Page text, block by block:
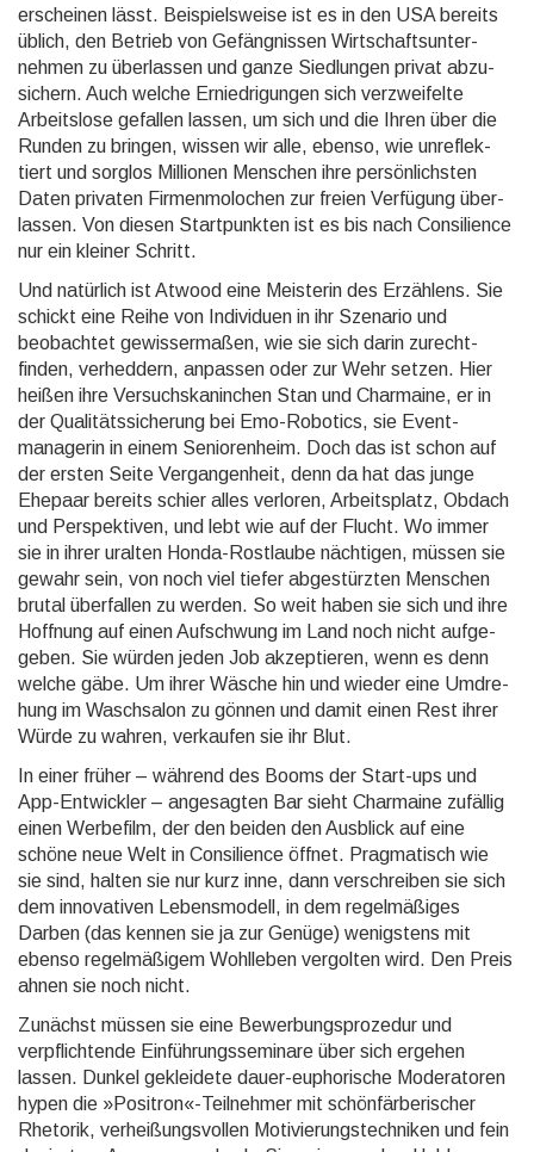
erschei­nen lässt. Beispiels­weise ist es in den USA bereits
üblich, den Betrieb von Gefäng­nissen Wirt­schafts­unter­
nehmen zu über­lassen und ganze Sied­lungen privat abzu­
sichern. Auch welche Erniedri­gungen sich verzwei­felte
Arbeits­lose gefallen lassen, um sich und die Ihren über die
Runden zu bringen, wissen wir alle, ebenso, wie un­reflek­
tiert und sorglos Millionen Menschen ihre persön­lichsten
Daten privaten Firmen­molochen zur freien Verfügung über­
lassen. Von diesen Start­punkten ist es bis nach Consilience
nur ein kleiner Schritt.
Und natürlich ist Atwood eine Meisterin des Erzählens. Sie
schickt eine Reihe von Indivi­duen in ihr Szenario und
beobachtet gewisser­maßen, wie sie sich darin zurecht­
finden, verheddern, anpassen oder zur Wehr setzen. Hier
heißen ihre Versuchs­kanin­chen Stan und Charmaine, er in
der Qualitäts­sicherung bei Emo-Robotics, sie Event­
managerin in einem Senioren­heim. Doch das ist schon auf
der ersten Seite Vergangen­heit, denn da hat das junge
Ehepaar bereits schier alles verloren, Arbeits­platz, Obdach
und Perspek­tiven, und lebt wie auf der Flucht. Wo immer
sie in ihrer uralten Honda-Rost­laube nächtigen, müssen sie
gewahr sein, von noch viel tiefer abgestürz­ten Menschen
brutal über­fallen zu werden. So weit haben sie sich und ihre
Hoffnung auf einen Aufschwung im Land noch nicht aufge­
geben. Sie würden jeden Job akzep­tieren, wenn es denn
welche gäbe. Um ihrer Wäsche hin und wieder eine Umdre­
hung im Wasch­salon zu gönnen und damit einen Rest ihrer
Würde zu wahren, verkau­fen sie ihr Blut.
In einer früher – während des Booms der Start-ups und
App-Ent­wickler – angesagten Bar sieht Charmaine zufällig
einen Werbefilm, der den beiden den Ausblick auf eine
schöne neue Welt in Consilience öffnet. Pragma­tisch wie
sie sind, halten sie nur kurz inne, dann verschrei­ben sie sich
dem innova­tiven Lebens­modell, in dem regel­mäßiges
Darben (das kennen sie ja zur Genüge) wenigstens mit
ebenso regel­mäßigem Wohl­leben vergolten wird. Den Preis
ahnen sie noch nicht.
Zunächst müssen sie eine Bewerbungsprozedur und
verpflich­tende Einfüh­rungs­semi­nare über sich ergehen
lassen. Dunkel gekleidete dauer-euphorische Modera­toren
hypen die »Positron«-Teil­nehmer mit schön­färberi­scher
Rhetorik, ver­heißungs­vollen Motivie­rungs­techniken und fein